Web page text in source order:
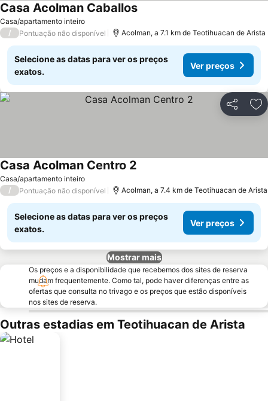
Casa/apartamento inteiro
Casa Acolman CaballosVer preços
/ Pontuação não disponível Acolman, a 7.1 km de Teotihuacan de Arista
Selecione as datas para ver os preços
exatos.
Ver preços
Partilhar
Casa/apartamento inteiro
Casa Acolman Centro 2
/ Pontuação não disponível Acolman, a 7.4 km de Teotihuacan de Arista
Selecione as datas para ver os preços
exatos.
Ver preços
Mostrar mais
Os preços e a disponibilidade que recebemos dos sites de reserva
mudam frequentemente. Como tal, pode haver diferenças entre as
ofertas que consulta no trivago e os preços que estão disponíveis
nos sites de reserva.
Outras estadias em Teotihuacan de Arista